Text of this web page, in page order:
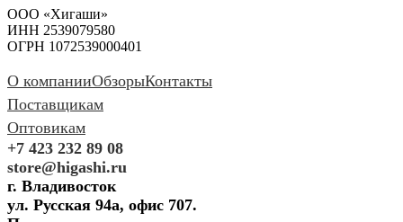
ООО «Хигаши»
ИНН 2539079580
ОГРН 1072539000401
О компанииОбзорыКонтакты
Поставщикам
Оптовикам
+7 423 232 89 08
store@higashi.ru
г. Владивосток
ул. Русская 94а, офис 707.